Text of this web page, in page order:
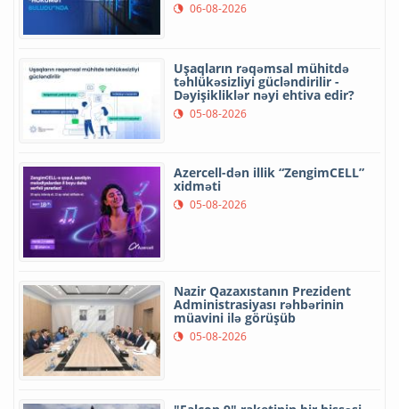
06-08-2026
Uşaqların rəqəmsal mühitdə
təhlükəsizliyi gücləndirilir -
Dəyişikliklər nəyi ehtiva edir?
05-08-2026
Azercell-dən illik “ZengimCELL”
xidməti
05-08-2026
Nazir Qazaxıstanın Prezident
Administrasiyası rəhbərinin
müavini ilə görüşüb
05-08-2026